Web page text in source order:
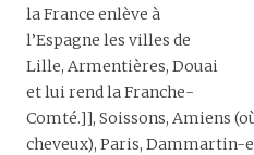
la France enlève à
l’Espagne les villes de
Lille, Armentières, Douai
et lui rend la Franche-
Comté.]], Soissons, Amiens
cheveux), Paris, Dammartin-